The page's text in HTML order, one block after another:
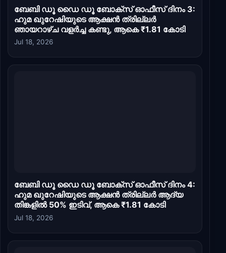
ബേബി ഡൂ ഡൈ ഡൂ ബോക്സ് ഓഫീസ് ദിനം 3:
ഹുമ ഖുറേഷിയുടെ ആക്ഷൻ ത്രില്ലർ
ഞായറാഴ്ച വളർച്ച കണ്ടു, ആകെ ₹1.81 കോടി
Jul 18, 2026
ബേബി ഡൂ ഡൈ ഡൂ ബോക്സ് ഓഫീസ് ദിനം 4:
ഹുമ ഖുറേഷിയുടെ ആക്ഷൻ ത്രില്ലർ ആദ്യ
തിങ്കളിൽ 50% ഇടിവ്, ആകെ ₹1.81 കോടി
Jul 18, 2026